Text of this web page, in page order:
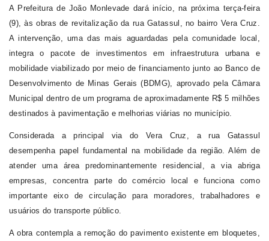
A Prefeitura de João Monlevade dará início, na próxima terça-feira
(9), às obras de revitalização da rua Gatassul, no bairro Vera Cruz.
A intervenção, uma das mais aguardadas pela comunidade local,
integra o pacote de investimentos em infraestrutura urbana e
mobilidade viabilizado por meio de financiamento junto ao Banco de
Desenvolvimento de Minas Gerais (BDMG), aprovado pela Câmara
Municipal dentro de um programa de aproximadamente R$ 5 milhões
destinados à pavimentação e melhorias viárias no município.
Considerada a principal via do Vera Cruz, a rua Gatassul
desempenha papel fundamental na mobilidade da região. Além de
atender uma área predominantemente residencial, a via abriga
empresas, concentra parte do comércio local e funciona como
importante eixo de circulação para moradores, trabalhadores e
usuários do transporte público.
A obra contempla a remoção do pavimento existente em bloquetes,